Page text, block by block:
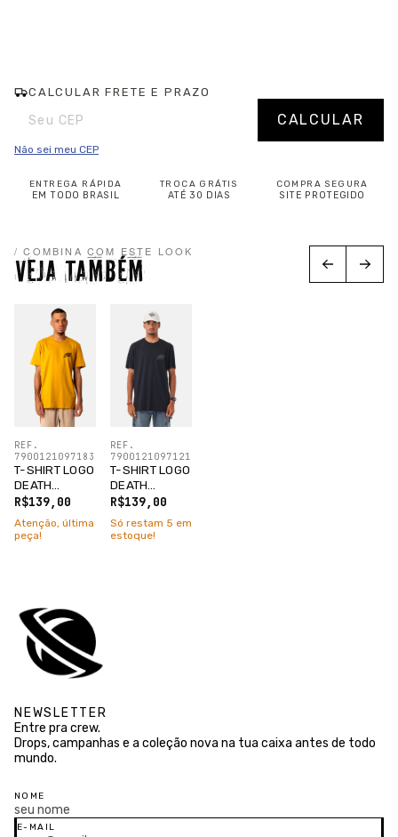
CALCULAR FRETE E PRAZO
Entregas para o CEP: Alterar CEP
CALCULAR
Não sei meu CEP
ENTREGA RÁPIDA
EM TODO BRASIL
TROCA GRÁTIS
ATÉ 30 DIAS
COMPRA SEGURA
SITE PROTEGIDO
/ COMBINA COM ESTE LOOK
VEJA TAMBÉM
T-SHIRT LOGO
DEATH
RIDERS CLUB
AZEITE
R$139,00
REF.
7900121097183
Atenção, última
peça!
T-SHIRT LOGO
DEATH
RIDERS CLUB
R$139,00
REF.
7900121097121
Só restam 5 em
estoque!
NEWSLETTER
Entre pra crew.
Drops, campanhas e a coleção nova na tua caixa antes de todo
mundo.
NOME
E-MAIL